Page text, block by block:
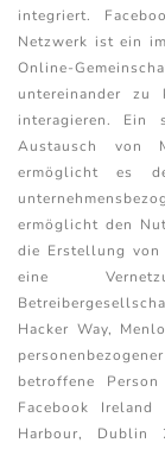
integriert.
Netzwerk ist ein
Online-
untereinander
interagieren. Ein
Austausch von
ermöglicht es
ermöglicht den
die Erstellung
eine
Hacker Way,
betroffene
Facebook
Harbour,